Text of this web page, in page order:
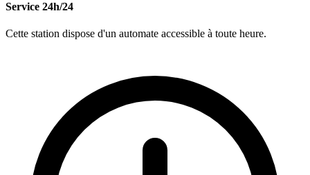
Service 24h/24
Cette station dispose d'un automate accessible à toute heure.